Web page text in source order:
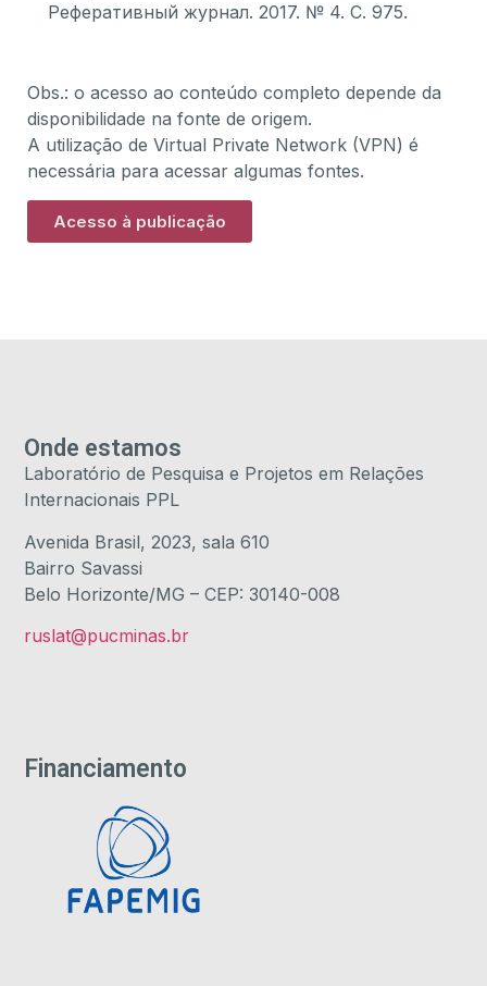
Реферативный журнал. 2017. № 4. С. 975.
Obs.: o acesso ao conteúdo completo depende da
disponibilidade na fonte de origem.
A utilização de Virtual Private Network (VPN) é
necessária para acessar algumas fontes.
Acesso à publicação
Financiamento
Onde estamos
Laboratório de Pesquisa e Projetos em Relações
Internacionais PPL
Avenida Brasil, 2023, sala 610
Bairro Savassi
Belo Horizonte/MG – CEP: 30140-008
ruslat@pucminas.br